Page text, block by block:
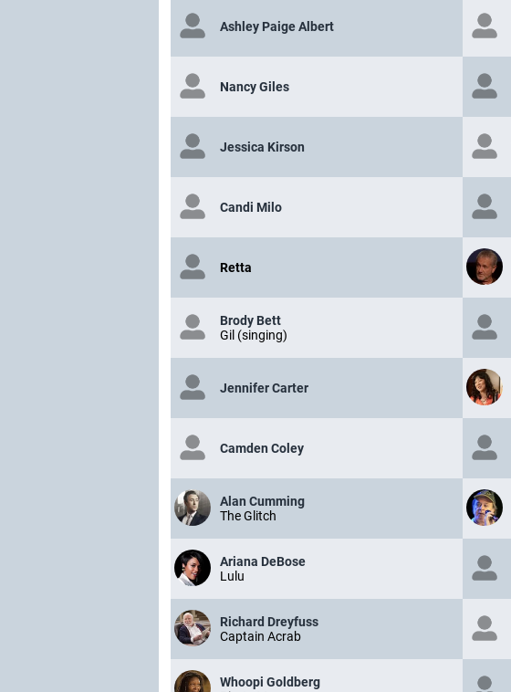
Ashley Paige Albert
Nancy Giles
Jessica Kirson
Candi Milo
Retta
Brody Bett
Gil (singing)
Jennifer Carter
Camden Coley
Alan Cumming
The Glitch
Ariana DeBose
Lulu
Richard Dreyfuss
Captain Acrab
Whoopi Goldberg